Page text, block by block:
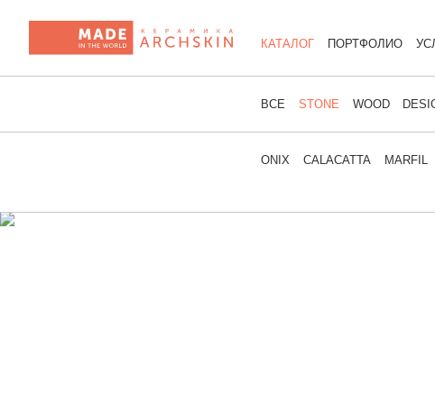
КАТАЛОГ
ВСЕ STONE
ONIX CALACATTA MARFIL
WOOD
ПОРТФОЛИО